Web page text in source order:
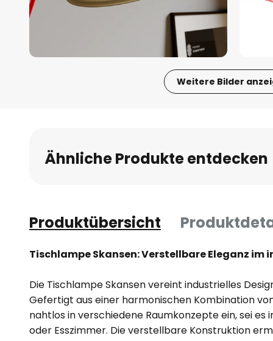
Weitere Bilder
Bildgalerie
springen
Ähnliche Produkte entdecken
Produktübersicht
Tischlampe Skansen: Verstellbare Eleganz im
Die Tischlampe Skansen vereint industrielles
Gefertigt aus einer harmonischen Kombination
nahtlos in verschiedene Raumkonzepte ein, sei
oder Esszimmer. Die verstellbare Konstruktion